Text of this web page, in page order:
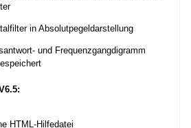
in Absolutpegeldarstellung
und Frequenzgangdigramm
HTML-Hilfedatei